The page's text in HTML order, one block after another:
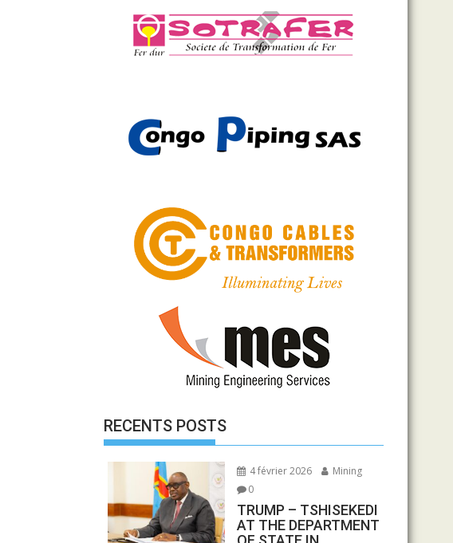
RECENTS POSTS
4 février 2026
Mining
0
TRUMP – TSHISEKEDI
AT THE DEPARTMENT